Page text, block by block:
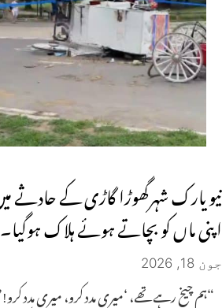
نیو یارک شہرگھوڑا گاڑی کے حادثے
اپنی ماں کو بچاتے ہوئے ہلاک ہوگیا۔
جون 18, 2026
“ہم چیخ رہے تھے، ‘میری مدد کرو، میری مدد